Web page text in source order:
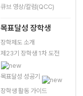
큐브 영상/칼럼(QCC)
목표달성 장학생
장학제도 소개
제23기 장학생 1차 도전
목표달성 성공기
장학생 활동 가이드